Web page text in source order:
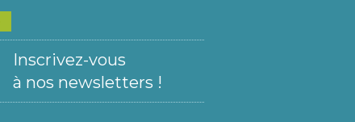
Inscrivez-vous
à nos newsletters !